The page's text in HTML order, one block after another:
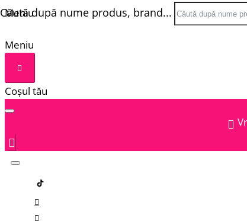
Meniu
Meniu
Coșul tău
Căută după nume produs, brand...